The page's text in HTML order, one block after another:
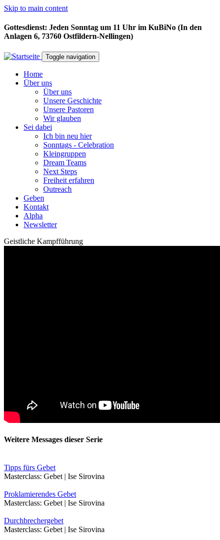
Skip to main content
Gottesdienst: Jeden Sonntag um 11 Uhr im KuBiNo (In den
Anlagen 6, 73760 Ostfildern-Nellingen)
Toggle navigation
Home
Über uns
Über uns
Unsere Geschichte
Unsere Pastoren
Wir glauben
Sei dabei
Ich bin neu hier
Sonntags - Celebration
Kleingruppen
Dream Teams
Next Steps
Freiheit erfahren
Outreach
Geben
Kontakt
Alpha
Newsletter
Geistliche Kampfführung
Weitere Messages dieser Serie
Tipps fürs Gebet
Masterclass: Gebet | Ise Sirovina
Proklamierendes Gebet
Masterclass: Gebet | Ise Sirovina
Durchbrechergebet
Masterclass: Gebet | Ise Sirovina